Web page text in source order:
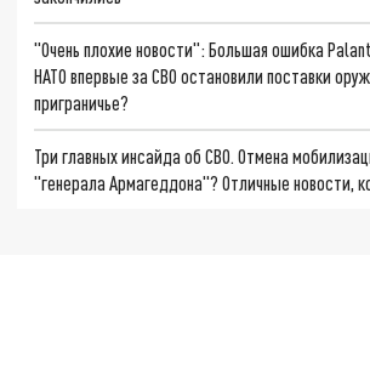
"Очень плохие новости": Большая ошибка
НАТО впервые за СВО остановили поставки
приграничье?
Три главных инсайда об СВО. Отмена
"генерала Армагеддона"? Отличные новости,